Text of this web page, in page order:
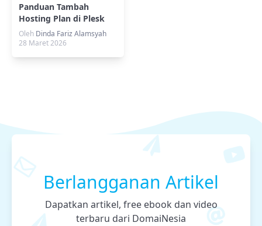
Panduan Tambah
Hosting Plan di Plesk
Panel (Metode GUI)
Oleh Dinda Fariz Alamsyah
28 Maret 2026
Berlangganan Artikel
Dapatkan artikel, free ebook dan video
terbaru dari DomaiNesia